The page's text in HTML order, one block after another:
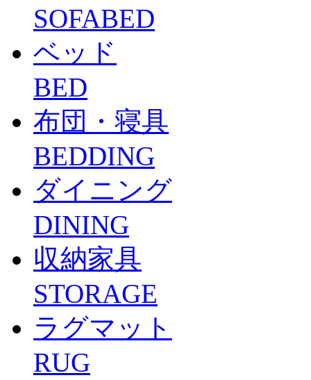
SOFABED
ベッド
BED
布団・寝具
BEDDING
ダイニング
DINING
収納家具
STORAGE
ラグマット
RUG